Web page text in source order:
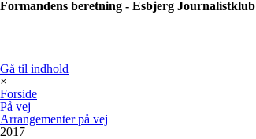
Formandens beretning - Esbjerg Journalistklub
Gå til indhold
×
Forside
På vej
Arrangementer på vej
2017